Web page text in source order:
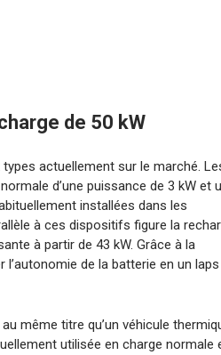
de 50 kW
actuellement sur le marché.
d’une puissance de 3 kW et
installées dans les
à ces dispositifs figure la
à partir de 43 kW. Grâce à la
de la batterie en un laps
même titre qu’un véhicule
utilisée en charge normale